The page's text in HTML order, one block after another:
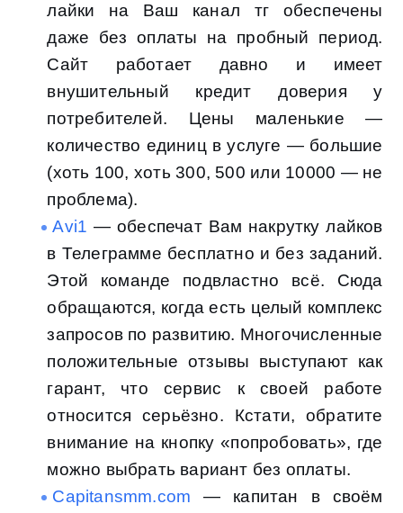
лайки на Ваш канал тг обеспечены
даже без оплаты на пробный период.
Сайт работает давно и имеет
внушительный кредит доверия у
потребителей. Цены маленькие —
количество единиц в услуге — большие
(хоть 100, хоть 300, 500 или 10000 — не
проблема).
Avi1 — обеспечат Вам накрутку лайков
в Телеграмме бесплатно и без заданий.
Этой команде подвластно всё. Сюда
обращаются, когда есть целый комплекс
запросов по развитию. Многочисленные
положительные отзывы выступают как
гарант, что сервис к своей работе
относится серьёзно. Кстати, обратите
внимание на кнопку «попробовать», где
можно выбрать вариант без оплаты.
Capitansmm.com — капитан в своём